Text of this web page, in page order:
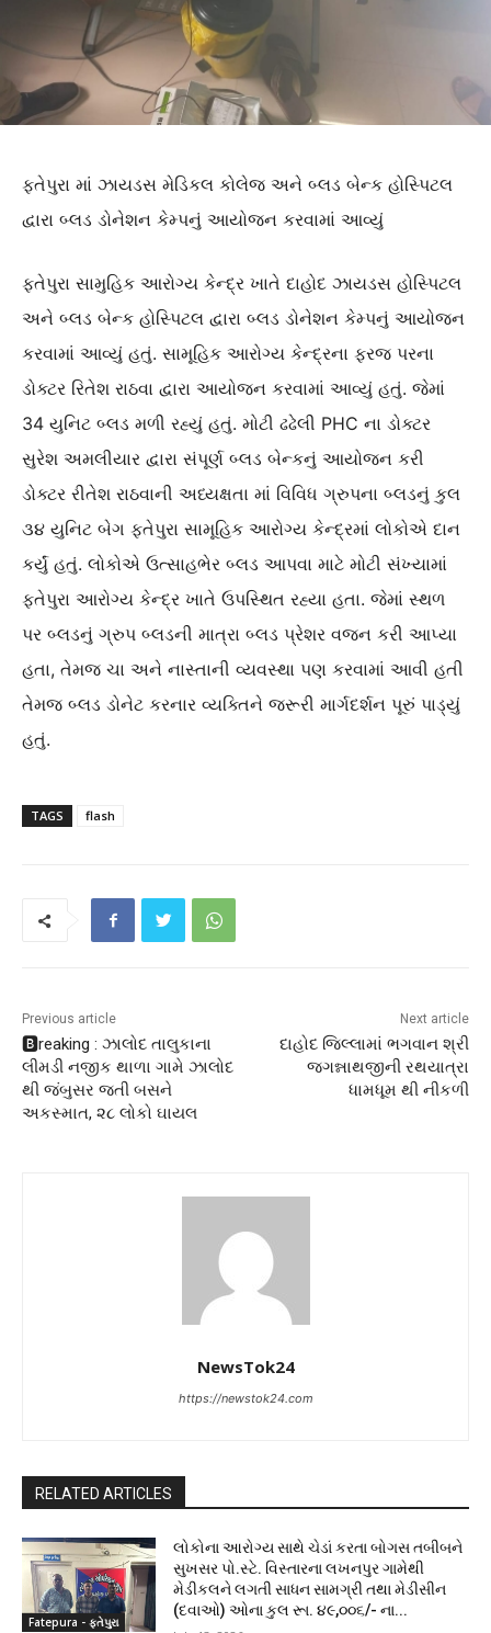
ફતેપુરા માં ઝાયડસ મેડિકલ કોલેજ અને બ્લડ બેન્ક હોસ્પિટલ
દ્વારા બ્લડ ડોનેશન કેમ્પનું આયોજન કરવામાં આવ્યું
ફતેપુરા સામુહિક આરોગ્ય કેન્દ્ર ખાતે દાહોદ ઝાયડસ હોસ્પિટલ
અને બ્લડ બેન્ક હોસ્પિટલ દ્વારા બ્લડ ડોનેશન કેમ્પનું આયોજન
કરવામાં આવ્યું હતું. સામૂહિક આરોગ્ય કેન્દ્રના ફરજ પરના
ડોક્ટર રિતેશ રાઠવા દ્વારા આયોજન કરવામાં આવ્યું હતું. જેમાં
34 યુનિટ બ્લડ મળી રહ્યું હતું. મોટી ઢઢેલી PHC ના ડોક્ટર
સુરેશ અમલીયાર દ્વારા સંપૂર્ણ બ્લડ બેન્કનું આયોજન કરી
ડોક્ટર રીતેશ રાઠવાની અધ્યક્ષતા માં વિવિધ ગ્રુપના બ્લડનું કુલ
૩૪ યુનિટ બેગ ફતેપુરા સામૂહિક આરોગ્ય કેન્દ્રમાં લોકોએ દાન
કર્યું હતું. લોકોએ ઉત્સાહભેર બ્લડ આપવા માટે મોટી સંખ્યામાં
ફતેપુરા આરોગ્ય કેન્દ્ર ખાતે ઉપસ્થિત રહ્યા હતા. જેમાં સ્થળ
પર બ્લડનું ગ્રુપ બ્લડની માત્રા બ્લડ પ્રેશર વજન કરી આપ્યા
હતા, તેમજ ચા અને નાસ્તાની વ્યવસ્થા પણ કરવામાં આવી હતી
તેમજ બ્લડ ડોનેટ કરનાર વ્યક્તિને જરૂરી માર્ગદર્શન પૂરું પાડ્યું
હતું.
TAGS flash
Previous article
🅱️reaking : ઝાલોદ તાલુકાના
લીમડી નજીક થાળા ગામે ઝાલોદ
થી જંબુસર જતી બસને
અકસ્માત, ૨૮ લોકો ઘાયલ
Next article
દાહોદ જિલ્લામાં ભગવાન શ્રી
જગન્નાથજીની રથયાત્રા
ધામધૂમ થી નીકળી
NewsTok24
https://newstok24.com
RELATED ARTICLES
Fatepura - ફતેપુરા
લોકોના આરોગ્ય સાથે ચેડાં કરતા બોગસ તબીબને
સુખસર પો.સ્ટે. વિસ્તારના લખનપુર ગામેથી
મેડીકલને લગતી સાધન સામગ્રી તથા મેડીસીન
(દવાઓ) ઓના કુલ રૂા. ૪૯,૦૦૬/- ના...